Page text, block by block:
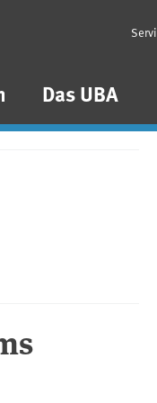
Das UBA